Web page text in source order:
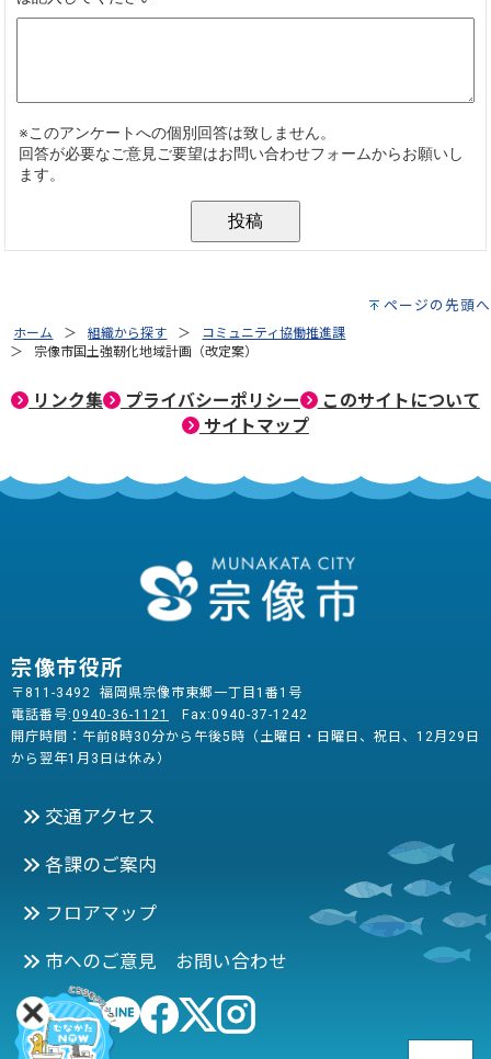
ページの先頭へ
ホーム 組織から探す
コミュニティ協働推進課
宗像市国土強靭化地域計画（改定案）
リンク集 プライバシーポリシー
このサイトについて
サイトマップ
宗像市役所
〒811-3492 福岡県宗像市東郷一丁目1番1号
電話番号:0940-36-1121
Fax:0940-37-1242
開庁時間：午前8時30分から午後5時（土曜日・日曜日、祝日、12月29日
から翌年1月3日は休み）
交通アクセス
各課のご案内
フロアマップ
市へのご意見 お問い合わせ